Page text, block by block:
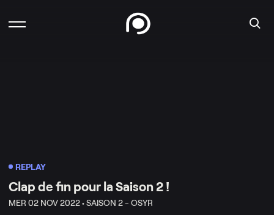
REPLAY
Clap de fin pour la Saison 2 !
MER 02 NOV 2022 •SAISON 2 - OSYR